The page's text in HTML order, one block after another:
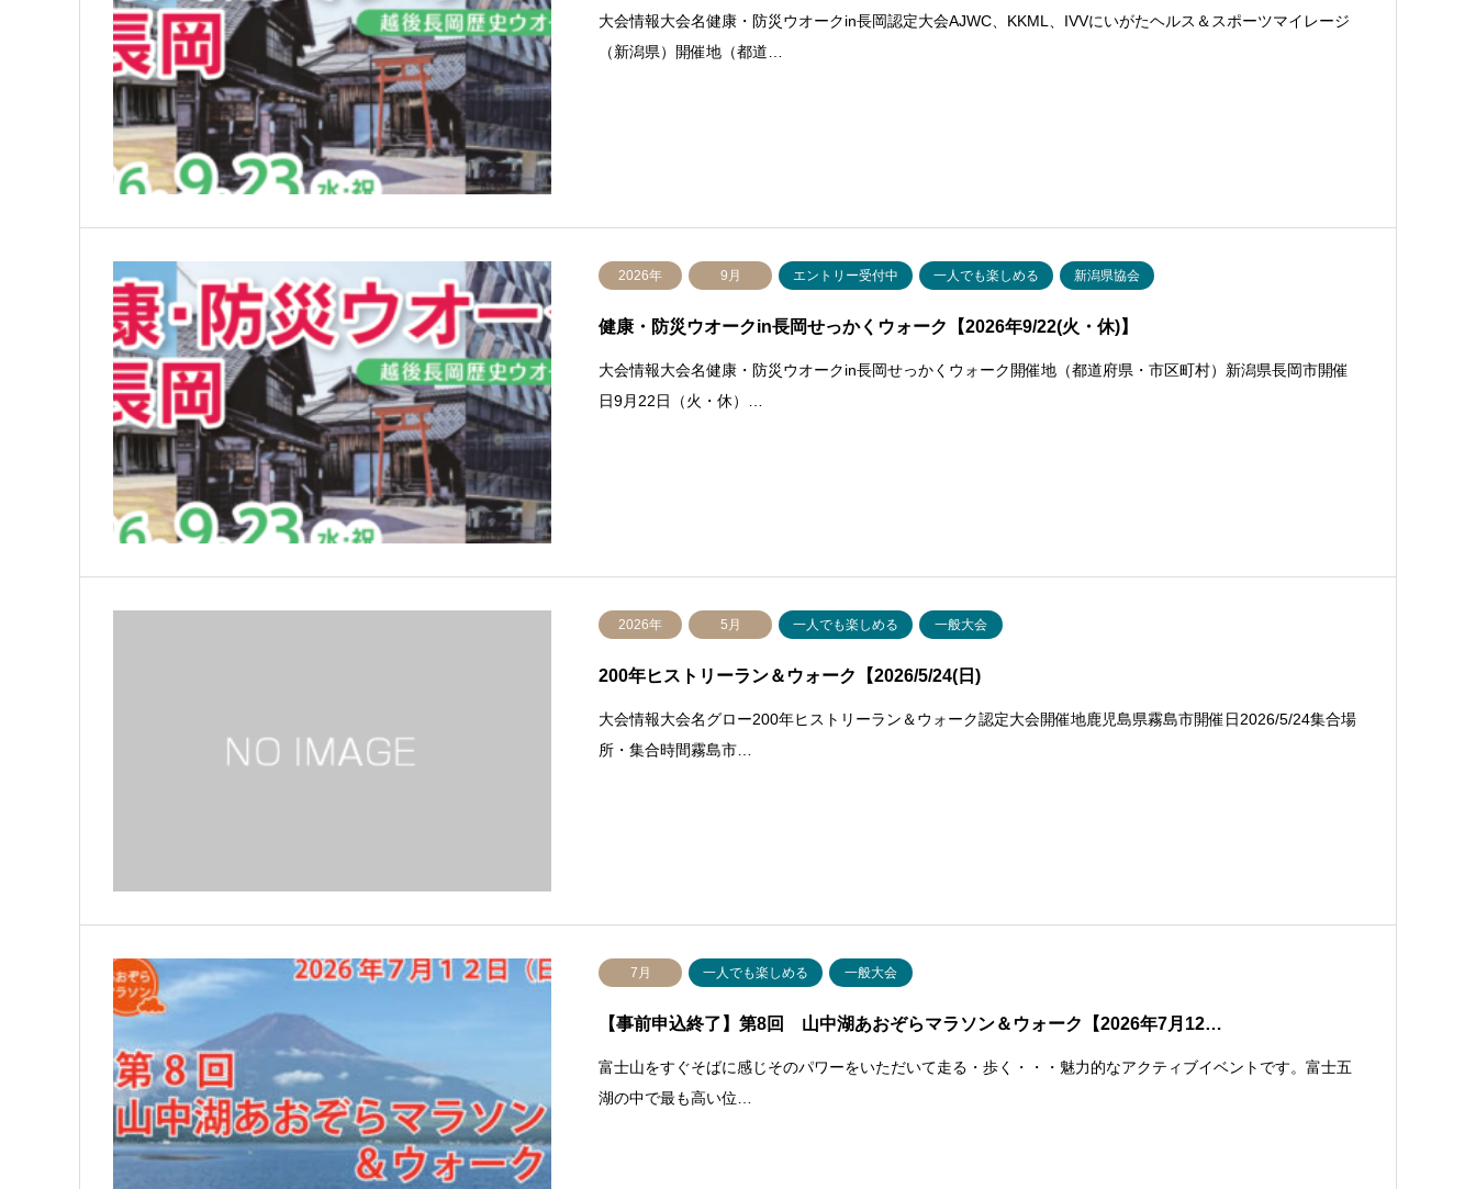
大会情報大会名健康・防災ウオークin長岡認定大会AJWC、KKML、IVVにいがたヘルス＆スポーツマイレージ
（新潟県）開催地（都道…
2026年 9月 エントリー受付中 一人でも楽しめる 新潟県協会
健康・防災ウオークin長岡せっかくウォーク【2026年9/22(火・休)】
大会情報大会名健康・防災ウオークin長岡せっかくウォーク開催地（都道府県・市区町村）新潟県長岡市開催
日9月22日（火・休）…
2026年 5月 一人でも楽しめる 一般大会
200年ヒストリーラン＆ウォーク【2026/5/24(日)
大会情報大会名グロー200年ヒストリーラン＆ウォーク認定大会開催地鹿児島県霧島市開催日2026/5/24集合場
所・集合時間霧島市…
7月 一人でも楽しめる 一般大会
【事前申込終了】第8回 山中湖あおぞらマラソン＆ウォーク【2026年7月12…
富士山をすぐそばに感じそのパワーをいただいて走る・歩く・・・魅力的なアクティブイベントです。富士五
湖の中で最も高い位…